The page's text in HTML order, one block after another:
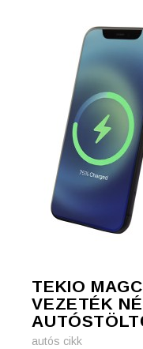
TEKIO
VEZETÉK
autós cikk